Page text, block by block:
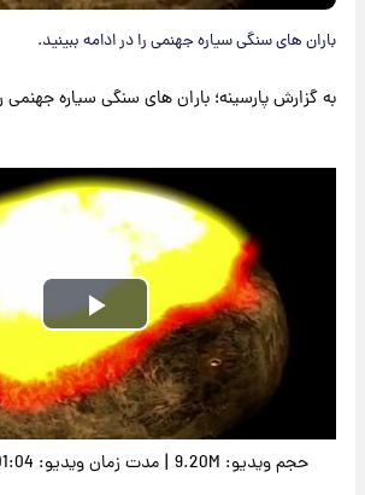
باران های سنگی سیاره جهنمی را در ادامه ببینید.
به گزارش پارسینه؛ باران های سنگی سیاره جهنمی
Play
Video
حجم ویدیو: 9.20M | مدت زمان ویدیو: 00:01:04